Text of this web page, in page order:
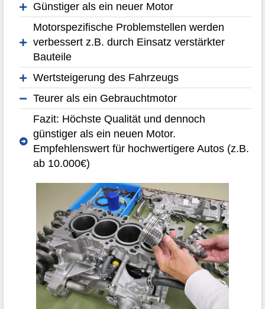
Günstiger als ein neuer Motor
Motorspezifische Problemstellen werden
verbessert z.B. durch Einsatz verstärkter
Bauteile
Wertsteigerung des Fahrzeugs
Teurer als ein Gebrauchtmotor
Fazit: Höchste Qualität und dennoch
günstiger als ein neuen Motor.
Empfehlenswert für hochwertigere Autos (z.B.
ab 10.000€)